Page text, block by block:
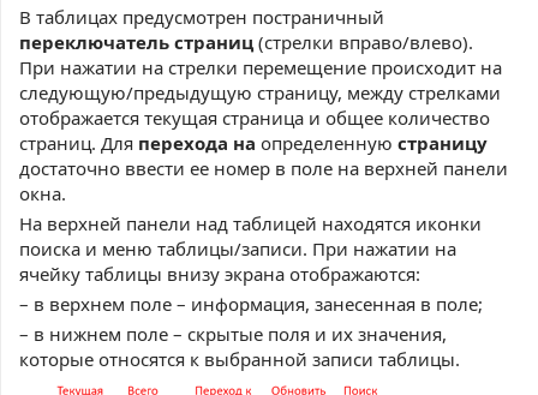
В таблицах предусмотрен постраничный
переключатель страниц(стрелки вправо/влево).
При нажатии на стрелки перемещение происходит на
следующую/предыдущую страницу, между стрелками
отображается текущая страница и общее количество
страниц. Для перехода на определенную страницу
достаточно ввести ее номер в поле на верхней панели
окна.
На верхней панели над таблицей находятся иконки
поиска и меню таблицы/записи. При нажатии на
ячейку таблицы внизу экрана отображаются:
– в верхнем поле – информация, занесенная в поле;
– в нижнем поле – скрытые поля и их значения,
которые относятся к выбранной записи таблицы.